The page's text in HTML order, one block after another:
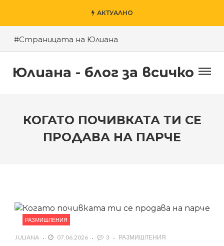
АКТУАЛНО
#Страницата на Юлиана
#Късното шоу на Денис и приятели
#За гроба на Левски
#Хубаво местенце в Пловдив
Юлиана - блог за всичко
КОГАТО ПОЧИВКАТА ТИ СЕ
ПРОДАВА НА ПАРЧЕ
РАЗМИШЛЕНИЯ
JULIANA 07.06.2026 3 РАЗМИШЛЕНИЯ